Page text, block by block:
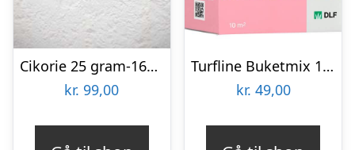
Cikorie 25 gram-16000 frø
kr. 99,00
Turfline Buketmix 10 m2
kr. 49,00